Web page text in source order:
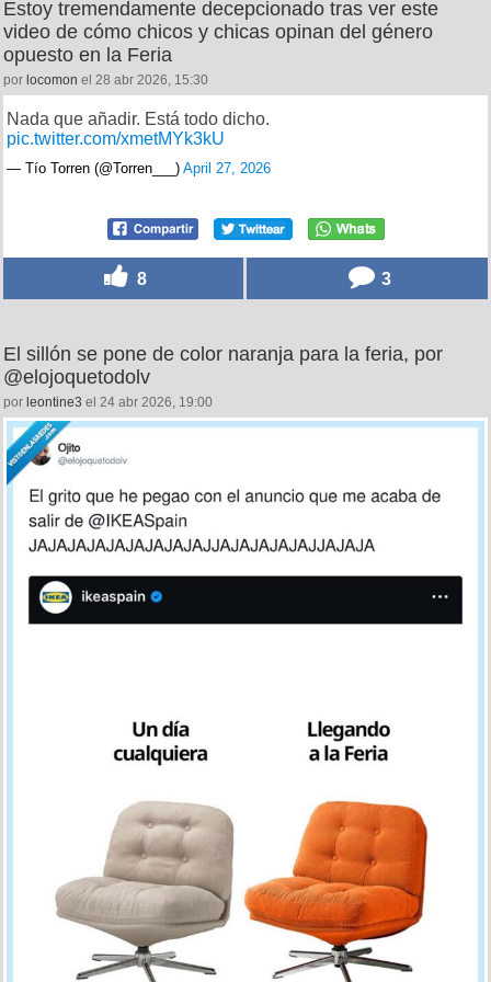
Estoy tremendamente decepcionado tras ver este
video de cómo chicos y chicas opinan del género
opuesto en la Feria
por locomon el 28 abr 2026, 15:30
Nada que añadir. Está todo dicho.
pic.twitter.com/xmetMYk3kU
— Tío Torren (@Torren___) April 27, 2026
8 3
El sillón se pone de color naranja para la feria, por
@elojoquetodolv
por leontine3 el 24 abr 2026, 19:00